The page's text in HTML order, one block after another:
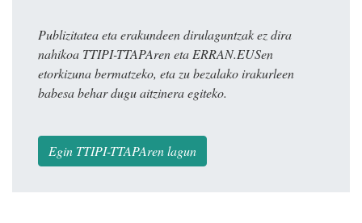
Publizitatea eta erakundeen dirulaguntzak ez dira
nahikoa TTIPI-TTAPAren eta ERRAN.EUSen
etorkizuna bermatzeko, eta zu bezalako irakurleen
babesa behar dugu aitzinera egiteko.
Egin TTIPI-TTAPAren lagun